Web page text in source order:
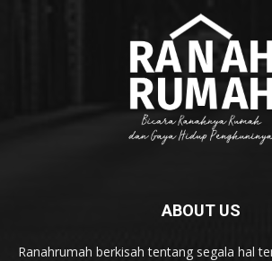
ABOUT US
Ranahrumah berkisah tentang segala hal